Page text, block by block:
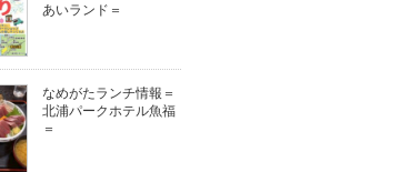
あいランド＝
なめがたランチ情報＝
北浦パークホテル魚福
＝